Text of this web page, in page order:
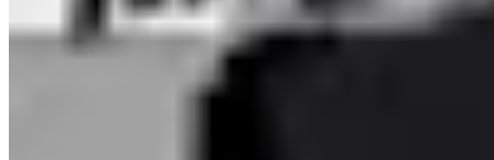
Remera Dandadan